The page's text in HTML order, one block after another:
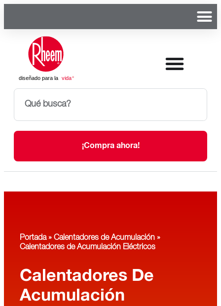
¡Compra ahora!
Portada» Calentadores de Acumulación»
Calentadores de Acumulación Eléctricos
Calentadores De
Acumulación